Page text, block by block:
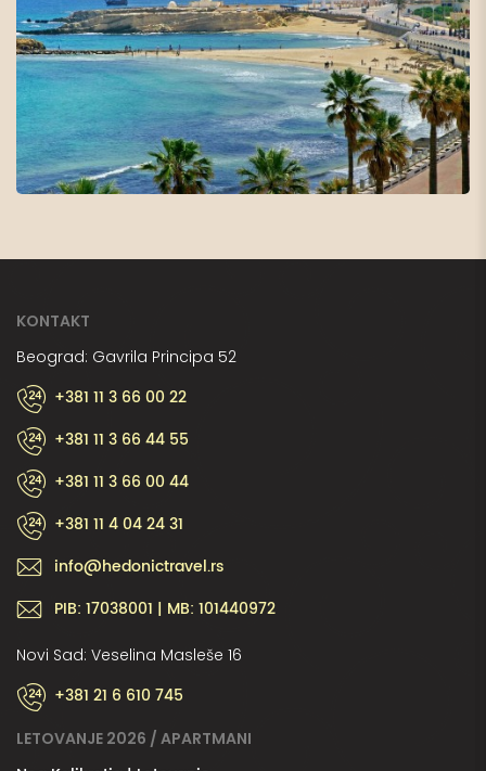
KONTAKT
Beograd: Gavrila Principa 52
+381 11 3 66 00 22
+381 11 3 66 44 55
+381 11 3 66 00 44
+381 11 4 04 24 31
info@hedonictravel.rs
PIB: 17038001 | MB: 101440972
Novi Sad: Veselina Masleše 16
+381 21 6 610 745
LETOVANJE 2026 / APARTMANI